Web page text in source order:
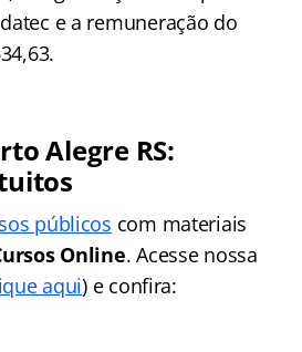
e a remuneração do
Alegre RS:
públicos com materiais
Online. Acesse nossa
aqui) e confira: